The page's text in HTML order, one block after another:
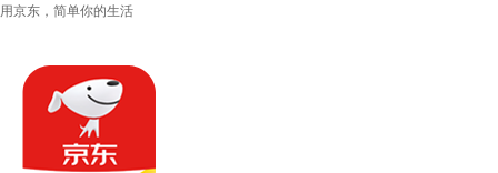
用京东，简单你的生活